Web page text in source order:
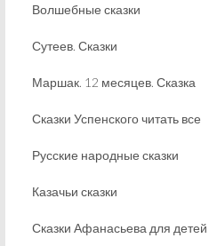
Волшебные сказки
Сутеев. Сказки
Маршак. 12 месяцев. Сказка
Сказки Успенского читать все
Русские народные сказки
Казачьи сказки
Сказки Афанасьева для детей